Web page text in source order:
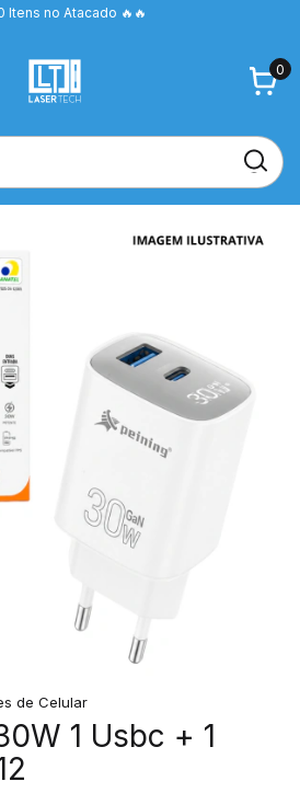
Itens no Atacado 🔥🔥
0
de Celular
1 Usbc + 1